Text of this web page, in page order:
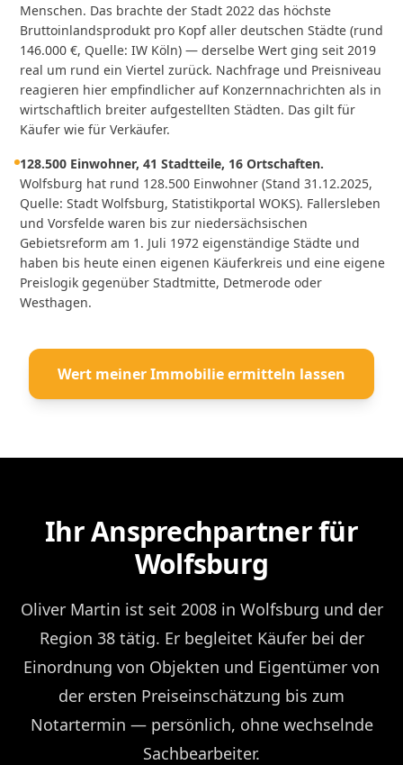
Menschen. Das brachte der Stadt 2022 das höchste
Bruttoinlandsprodukt pro Kopf aller deutschen Städte (rund
146.000 €, Quelle: IW Köln) — derselbe Wert ging seit 2019
real um rund ein Viertel zurück. Nachfrage und Preisniveau
reagieren hier empfindlicher auf Konzernnachrichten als in
wirtschaftlich breiter aufgestellten Städten. Das gilt für
Käufer wie für Verkäufer.
128.500 Einwohner, 41 Stadtteile, 16 Ortschaften.
Wolfsburg hat rund 128.500 Einwohner (Stand 31.12.2025,
Quelle: Stadt Wolfsburg, Statistikportal WOKS). Fallersleben
und Vorsfelde waren bis zur niedersächsischen
Gebietsreform am 1. Juli 1972 eigenständige Städte und
haben bis heute einen eigenen Käuferkreis und eine eigene
Preislogik gegenüber Stadtmitte, Detmerode oder
Westhagen.
Wert meiner Immobilie ermitteln lassen
Ihr Ansprechpartner für
Wolfsburg
Oliver Martin ist seit 2008 in Wolfsburg und der
Region 38 tätig. Er begleitet Käufer bei der
Einordnung von Objekten und Eigentümer von
der ersten Preiseinschätzung bis zum
Notartermin — persönlich, ohne wechselnde
Sachbearbeiter.